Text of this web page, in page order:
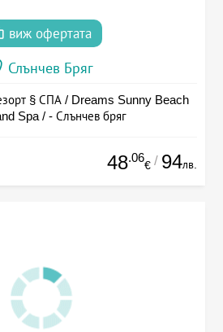
виж офертата
Слънчев Бряг
§ СПА / Dreams Sunny Beach
Spa / - Слънчев бряг
48.06
€ / 94лв.